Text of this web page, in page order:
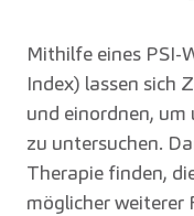
Mithilfe eines PSI-
Index) lassen sich
und einordnen,
zu untersuchen.
Therapie finden,
möglicher weiterer